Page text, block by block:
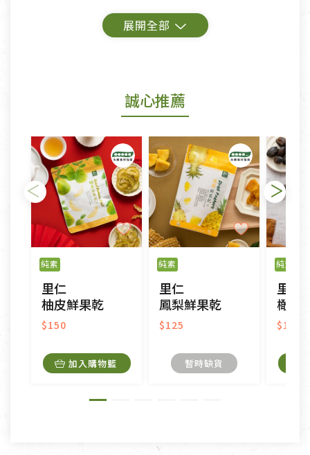
鑑賞期商品說明：
若您購買的商品有下列「不適用七天鑑賞期商品」情
形者，除商品瑕疵以外，恕不接受退換貨.
依消保法之規定提供該商品七天免費鑑賞期(含例假
日)的服務，原則上若商品未經使用或被汙損(除商品
瑕疵)，一般皆可申請退換貨。
不適用七天鑑賞期商品：
以數位或電磁紀錄形式儲存之商品、易於變質或損壞
之商品、以及性質上無法或不適合退換之商品：如
CD、VCD、DVD、電腦軟體，若產品瑕疵無法讀取僅
接受原片換新。
衣飾鞋類-如T恤，如於送達後水洗或污損者。
美容保養用品、內衣褲、襪子、口罩等私人消耗性產
內衣褲、襪子、口罩個人衛生用品除商品本身有瑕疵
外,依據《通訊交易解除權合理例外情事適用準
不在此限。
誠心推薦
純素
里仁
柚皮鮮果乾
$150
加入購物籃
純素
里仁
鳳梨鮮果乾
$125
暫時缺貨
純素
里仁
橄欖
$105